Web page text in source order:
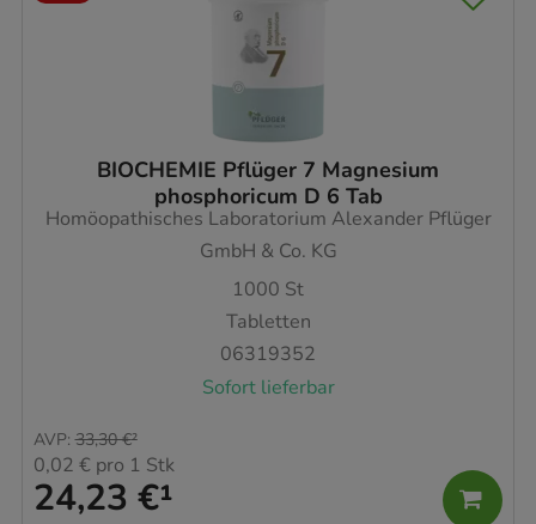
BIOCHEMIE Pflüger 7 Magnesium
phosphoricum D 6 Tab
Homöopathisches Laboratorium Alexander Pflüger
GmbH & Co. KG
1000 St
Tabletten
06319352
Sofort lieferbar
24,23 €¹
AVP: 33,30 €²
0,02 € pro 1 Stk